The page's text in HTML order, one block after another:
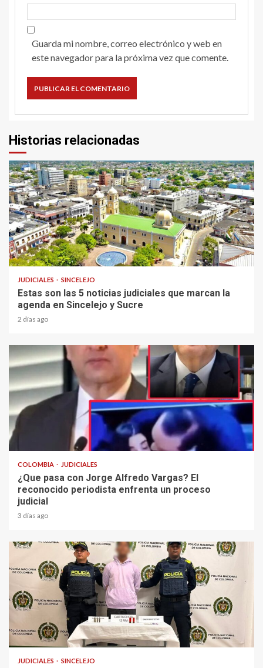
Guarda mi nombre, correo electrónico y web en
este navegador para la próxima vez que comente.
Historias relacionadas
2 min read
JUDICIALES SINCELEJO
Estas son las 5 noticias judiciales que marcan la
agenda en Sincelejo y Sucre
2 días ago
COLOMBIA JUDICIALES
¿Que pasa con Jorge Alfredo Vargas? El
reconocido periodista enfrenta un proceso
judicial
3 días ago
1 min read
JUDICIALES SINCELEJO